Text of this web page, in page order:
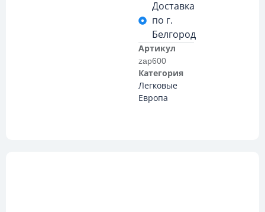
Доставка
по г.
Белгород
Артикул
zap600
Категория
Легковые
Европа